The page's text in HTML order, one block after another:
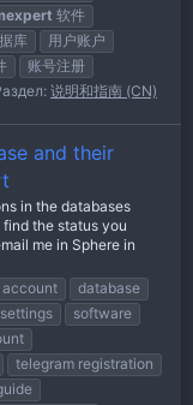
软件
库
用户账户
账号注册
说明和指南 (CN)
and their
in the databases
the status you
me in Sphere in
account
database
settings
software
telegram registration